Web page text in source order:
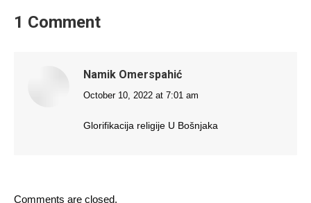
1 Comment
Namik Omerspahić
says:
October 10, 2022 at 7:01 am
Glorifikacija religije U Bošnjaka
Comments are closed.